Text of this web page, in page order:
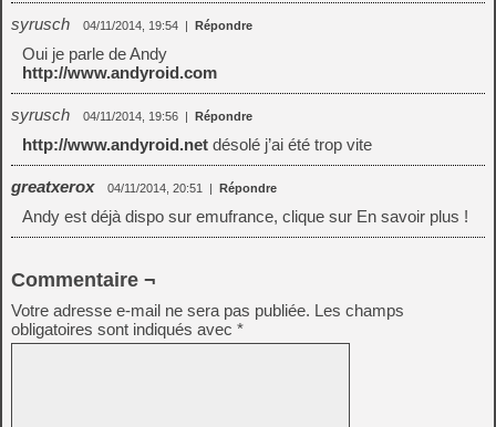
syrusch 04/11/2014, 19:54 | Répondre
Oui je parle de Andy
http://www.andyroid.com
syrusch 04/11/2014, 19:56 | Répondre
http://www.andyroid.net désolé j’ai été trop vite
greatxerox 04/11/2014, 20:51 | Répondre
Andy est déjà dispo sur emufrance, clique sur En savoir plus !
Commentaire ¬
Votre adresse e-mail ne sera pas publiée. Les champs
obligatoires sont indiqués avec *